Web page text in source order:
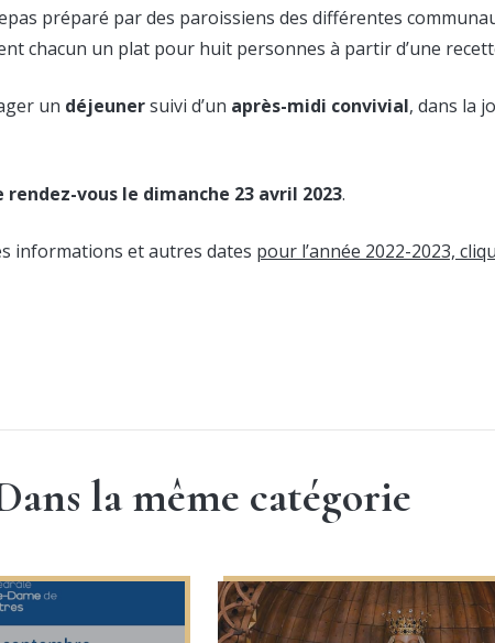
préparé par des paroissiens des différentes
chacun un plat pour huit personnes à partir d’une
un déjeunersuivi d’un après-midi convivial, dans la
rendez-vous le dimanche 23 avril 2023.
informations et autres dates pour l’année 2022-2023,
la même catégorie